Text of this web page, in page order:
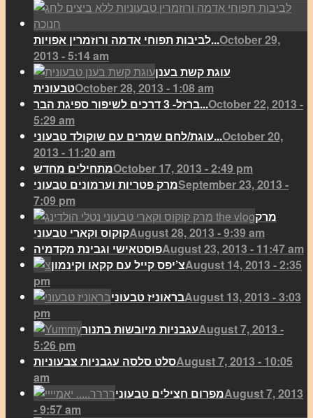
לביבות תפוחי אדמה ורוזמרין אפויות...October 29,
2013 - 5:14 am
עוגת קשת בענן
טבעוניתOctober 28, 2013 - 1:08 am
ברזל- 3 דרכים לשיפור ספיגת הבר...October 22, 2013 -
5:29 am
עוגת/לחם שמרים עם שוקולד טבעוני...October 20,
2013 - 11:20 am
מתחילים מחדשOctober 17, 2013 - 2:49 pm
מרק פטריות וערמונים טבעוניSeptember 23, 2013 -
7:09 pm
מרק
קוקוס וקארי טבעוניAugust 28, 2013 - 9:39 am
פוסטאישי וגבינת מקדמיהAugust 23, 2013 - 11:47 am
צ’יפס קייל עם קקאו וקינמוןAugust 14, 2013 - 2:35
pm
בראוניז טבעוניAugust 13, 2013 - 3:03
pm
עגבניות מיובשות בתנורAugust 7, 2013 -
5:26 pm
סלט סלסה עגבניות צבעוניותAugust 7, 2013 - 10:05
am
מפרום חצילים טבעוניAugust 7, 2013
- 9:57 am